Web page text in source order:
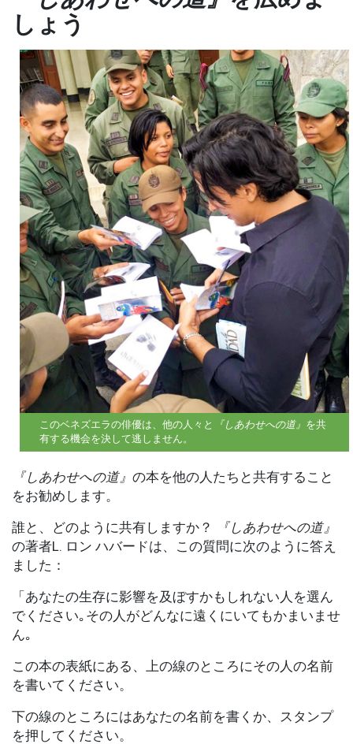
しょう
このベネズエラの俳優は、他の人々と 『しあわせへの道』 を共
有する機会を決して逃しません。
『しあわせへの道』 の本を他の人たちと共有すること
をお勧めします。
誰と、どのように共有しますか？
『しあわせへの道』
の著者L. ロン ハバードは、この質問に次のように答え
ました：
「あなたの生存に影響を及ぼすかもしれない人を選ん
でください｡その人がどんなに遠くにいてもかまいませ
ん｡
この本の表紙にある、上の線のところにその人の名前
を書いてください。
下の線のところにはあなたの名前を書くか、スタンプ
を押してください。